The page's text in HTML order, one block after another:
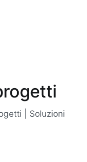
| Soluzioni